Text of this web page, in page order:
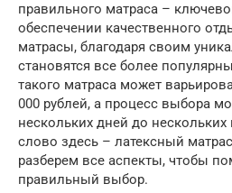
правильного матраса –
обеспечении качественного
матрасы, благодаря своим
становятся все более
такого матраса может
000 рублей, а процесс выбора
нескольких дней до
слово здесь – латексный
разберем все аспекты, чтобы
правильный выбор.